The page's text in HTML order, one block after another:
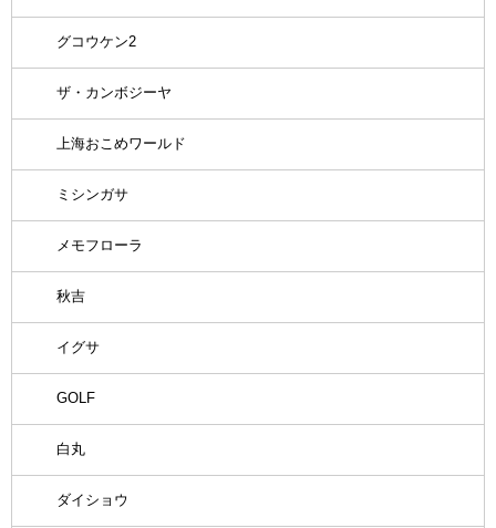
グコウケン2
ザ・カンボジーヤ
上海おこめワールド
ミシンガサ
メモフローラ
秋吉
イグサ
GOLF
白丸
ダイショウ